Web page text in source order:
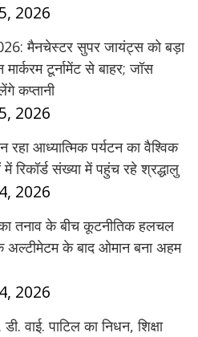
2026
मैनचेस्टर सुपर जायंट्स को बड़ा
टूर्नामेंट से बाहर; जॉस
कप्तानी
2026
रहा आध्यात्मिक पर्यटन का वैश्विक
में रिकॉर्ड संख्या में पहुंच रहे श्रद्धालु
2026
तनाव के बीच कूटनीतिक हलचल
के बाद ओमान बना अहम
2026
वाई. पाटिल का निधन, शिक्षा